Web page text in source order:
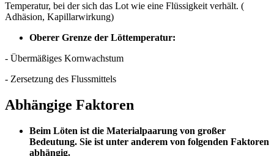
Temperatur, bei der sich das Lot wie eine Flüssigkeit verhält. (
Adhäsion, Kapillarwirkung)
Oberer Grenze der Löttemperatur:
- Übermäßiges Kornwachstum
- Zersetzung des Flussmittels
Abhängige Faktoren
Beim Löten ist die Materialpaarung von großer
Bedeutung. Sie ist unter anderem von folgenden Faktoren
abhängig.